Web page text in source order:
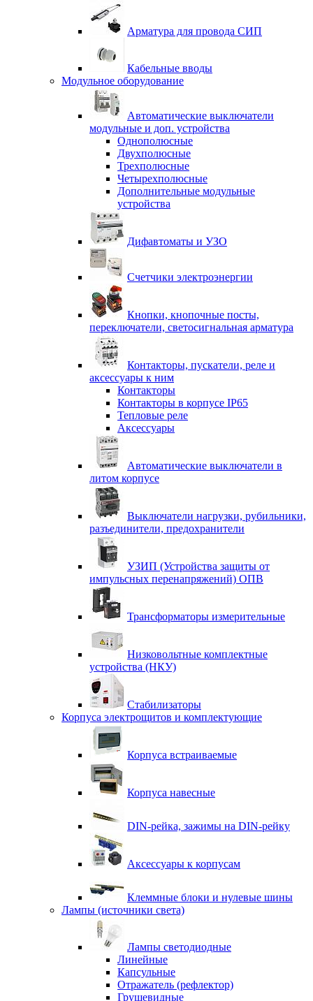
Арматура для провода СИП
Кабельные вводы
Модульное оборудование
Автоматические выключатели
модульные и доп. устройства
Однополюсные
Двухполюсные
Трехполюсные
Четырехполюсные
Дополнительные модульные
устройства
Дифавтоматы и УЗО
Счетчики электроэнергии
Кнопки, кнопочные посты,
переключатели, светосигнальная арматура
Контакторы, пускатели, реле и
аксессуары к ним
Контакторы
Контакторы в корпусе IP65
Тепловые реле
Аксессуары
Автоматические выключатели в
литом корпусе
Выключатели нагрузки, рубильники,
разъединители, предохранители
УЗИП (Устройства защиты от
импульсных перенапряжений) ОПВ
Трансформаторы измерительные
Низковольтные комплектные
устройства (НКУ)
Стабилизаторы
Корпуса электрощитов и комплектующие
Корпуса встраиваемые
Корпуса навесные
DIN-рейка, зажимы на DIN-рейку
Аксессуары к корпусам
Клеммные блоки и нулевые шины
Лампы (источники света)
Лампы светодиодные
Линейные
Капсульные
Отражатель (рефлектор)
Грушевидные